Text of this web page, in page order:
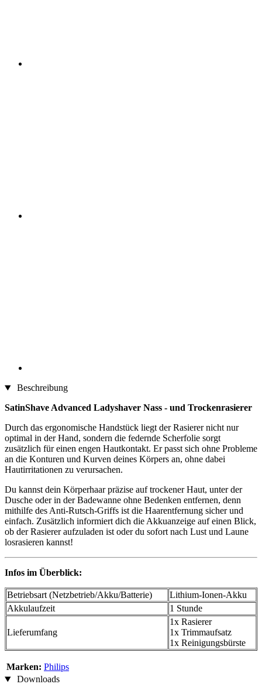
Beschreibung
SatinShave Advanced Ladyshaver Nass - und Trockenrasierer
Durch das ergonomische Handstück liegt der Rasierer nicht nur
optimal in der Hand, sondern die federnde Scherfolie sorgt
zusätzlich für einen engen Hautkontakt. Er passt sich ohne Probleme
an die Konturen und Kurven deines Körpers an, ohne dabei
Hautirritationen zu verursachen.
Du kannst dein Körperhaar präzise auf trockener Haut, unter der
Dusche oder in der Badewanne ohne Bedenken entfernen, denn
mithilfe des Anti-Rutsch-Griffs ist die Haarentfernung sicher und
einfach. Zusätzlich informiert dich die Akkuanzeige auf einen Blick,
ob der Rasierer aufzuladen ist oder du sofort nach Lust und Laune
losrasieren kannst!
Infos im Überblick:
Betriebsart (Netzbetrieb/Akku/Batterie)
Lithium-Ionen-Akku
Akkulaufzeit
1 Stunde
Lieferumfang
1x Rasierer
1x Trimmaufsatz
1x Reinigungsbürste
Marken: Philips
Downloads